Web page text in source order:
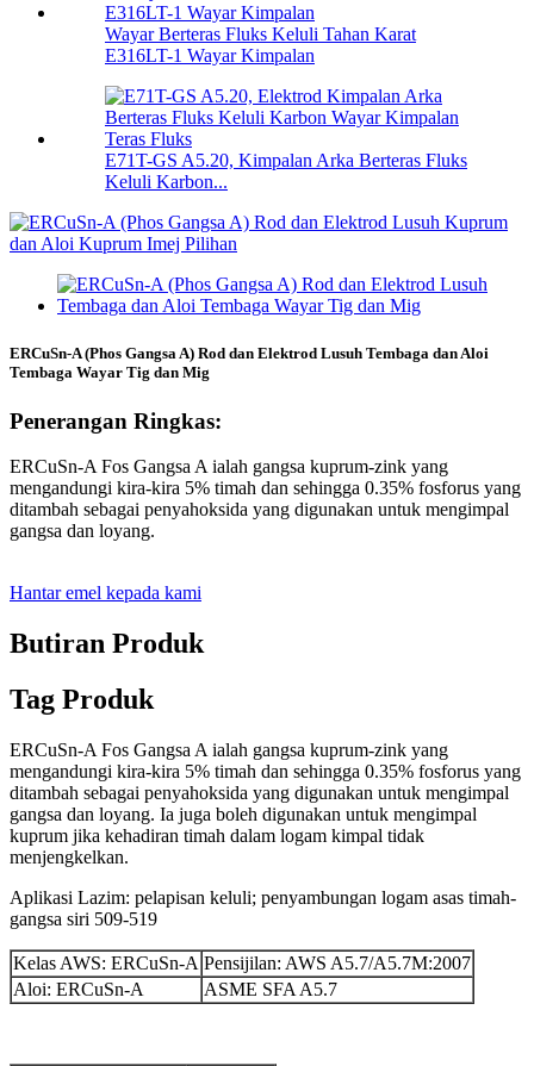
Wayar Berteras Fluks Keluli Tahan Karat
E316LT-1 Wayar Kimpalan
E71T-GS A5.20, Kimpalan Arka Berteras Fluks
Keluli Karbon...
ERCuSn-A (Phos Gangsa A) Rod dan Elektrod Lusuh Tembaga dan Aloi
Tembaga Wayar Tig dan Mig
Penerangan Ringkas:
ERCuSn-A Fos Gangsa A ialah gangsa kuprum-zink yang
mengandungi kira-kira 5% timah dan sehingga 0.35% fosforus yang
ditambah sebagai penyahoksida yang digunakan untuk mengimpal
gangsa dan loyang.
Hantar emel kepada kami
Butiran Produk
Tag Produk
ERCuSn-A Fos Gangsa A ialah gangsa kuprum-zink yang
mengandungi kira-kira 5% timah dan sehingga 0.35% fosforus yang
ditambah sebagai penyahoksida yang digunakan untuk mengimpal
gangsa dan loyang. Ia juga boleh digunakan untuk mengimpal
kuprum jika kehadiran timah dalam logam kimpal tidak
menjengkelkan.
Aplikasi Lazim: pelapisan keluli; penyambungan logam asas timah-
gangsa siri 509-519
Kelas AWS: ERCuSn-A Pensijilan: AWS A5.7/A5.7M:2007
Aloi: ERCuSn-A
ASME SFA A5.7